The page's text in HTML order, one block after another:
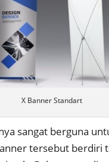
X Banner Standart
sangat berguna
tersebut berdiri